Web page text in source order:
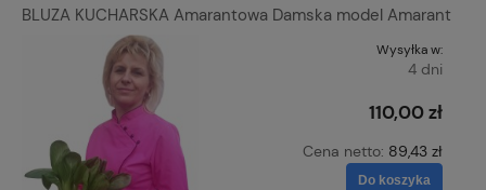
BLUZA KUCHARSKA Amarantowa Damska model Amarant
Wysyłka w:
4 dni
110,00 zł
Cena netto: 89,43 zł
Do koszyka